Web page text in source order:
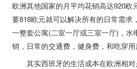
欧洲其他国家的月平均花销高达920欧
要818欧元就可以解决所有的日常需求
一整套公寓(二室一厅或三室一厅)，水
销，日常的交通费，健身费，和吃穿用
其实西班牙的生活成本在欧洲相